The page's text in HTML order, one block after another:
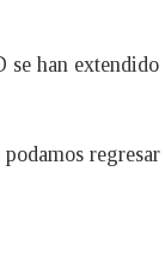
han extendido